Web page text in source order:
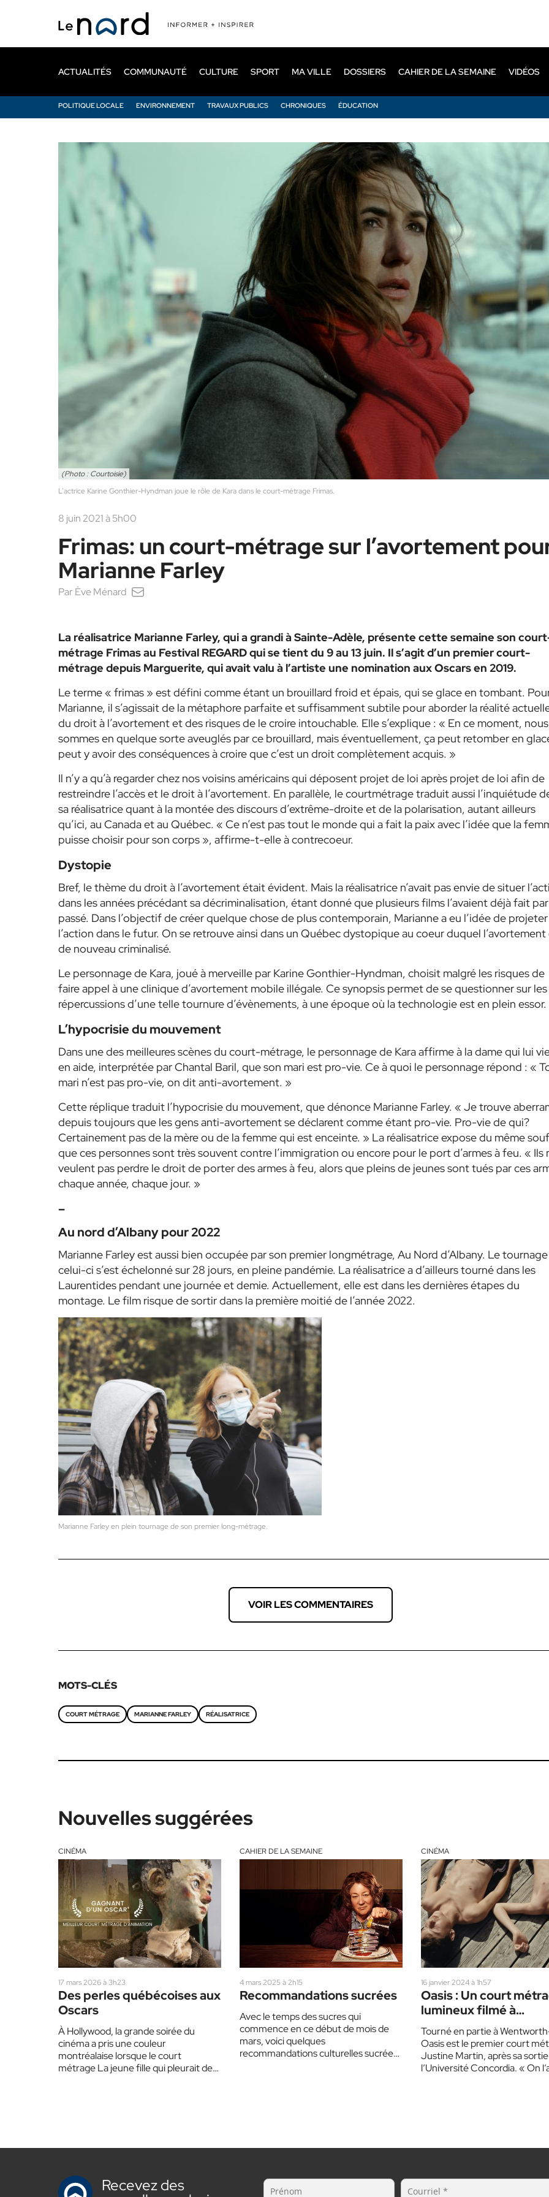
principal
ACTUALITÉS
POLITIQUE LOCALE ENVIRONNEMENT TRAVAUX PUBLICS CHRONIQUES ÉDUCATION
COMMUNAUTÉ CULTURE SPORT MA VILLE DOSSIERS CAHIER DE LA SEMAINE VIDÉOS
(Photo : Courtoisie)
L’actrice Karine Gonthier-Hyndman joue le rôle de Kara dans le court-métrage Frimas.
8 juin 2021 à 5h00
Frimas: un court-métrage sur l’avortement
Marianne Farley
Par Ève Ménard
La réalisatrice Marianne Farley, qui a grandi à Sainte-Adèle, présente cette semaine son
métrage Frimas au Festival REGARD qui se tient du 9 au 13 juin. Il s’agit d’un premier court-
métrage depuis Marguerite, qui avait valu à l’artiste une nomination aux Oscars en 2019.
Le terme « frimas » est défini comme étant un brouillard froid et épais, qui se glace en tombant.
Marianne, il s’agissait de la métaphore parfaite et suffisamment subtile pour aborder la réalité
du droit à l’avortement et des risques de le croire intouchable. Elle s’explique : « En ce moment, nous
sommes en quelque sorte aveuglés par ce brouillard, mais éventuellement, ça peut retomber en
peut y avoir des conséquences à croire que c’est un droit complètement acquis. »
Il n’y a qu’à regarder chez nos voisins américains qui déposent projet de loi après projet de loi afin de
restreindre l’accès et le droit à l’avortement. En parallèle, le courtmétrage traduit aussi l’inquiétude
sa réalisatrice quant à la montée des discours d’extrême-droite et de la polarisation, autant ailleurs
qu’ici, au Canada et au Québec. « Ce n’est pas tout le monde qui a fait la paix avec l’idée que la
puisse choisir pour son corps », affirme-t-elle à contrecoeur.
Dystopie
Bref, le thème du droit à l’avortement était évident. Mais la réalisatrice n’avait pas envie de situer
dans les années précédant sa décriminalisation, étant donné que plusieurs films l’avaient déjà fait
passé. Dans l’objectif de créer quelque chose de plus contemporain, Marianne a eu l’idée de projeter
l’action dans le futur. On se retrouve ainsi dans un Québec dystopique au coeur duquel l’avortement
de nouveau criminalisé.
Le personnage de Kara, joué à merveille par Karine Gonthier-Hyndman, choisit malgré les risques de
faire appel à une clinique d’avortement mobile illégale. Ce synopsis permet de se questionner sur les
répercussions d’une telle tournure d’évènements, à une époque où la technologie est en plein essor.
L’hypocrisie du mouvement
Dans une des meilleures scènes du court-métrage, le personnage de Kara affirme à la dame qui lui
en aide, interprétée par Chantal Baril, que son mari est pro-vie. Ce à quoi le personnage répond : «
mari n’est pas pro-vie, on dit anti-avortement. »
Cette réplique traduit l’hypocrisie du mouvement, que dénonce Marianne Farley. « Je trouve
depuis toujours que les gens anti-avortement se déclarent comme étant pro-vie. Pro-vie de qui?
Certainement pas de la mère ou de la femme qui est enceinte. » La réalisatrice expose du même
que ces personnes sont très souvent contre l’immigration ou encore pour le port d’armes à feu. « Ils
veulent pas perdre le droit de porter des armes à feu, alors que pleins de jeunes sont tués par ces
chaque année, chaque jour. »
–
Au nord d’Albany pour 2022
Marianne Farley est aussi bien occupée par son premier longmétrage, Au Nord d’Albany. Le
celui-ci s’est échelonné sur 28 jours, en pleine pandémie. La réalisatrice a d’ailleurs tourné dans les
Laurentides pendant une journée et demie. Actuellement, elle est dans les dernières étapes du
montage. Le film risque de sortir dans la première moitié de l’année 2022.
Marianne Farley en plein tournage de son premier long-métrage.
VOIR LES COMMENTAIRES
MOTS-CLÉS
COURT MÉTRAGE MARIANNE FARLEY RÉALISATRICE
Nouvelles suggérées
CINÉMA
17 mars 2026 à 3h23
Des perles québécoises aux
Oscars
À Hollywood, la grande soirée du
cinéma a pris une couleur
montréalaise lorsque le court
métrage La jeune fille qui pleurait des
CAHIER DE LA SEMAINE
4 mars 2025 à 2h15
Recommandations sucrées
Avec le temps des sucres qui
commence en ce début de mois de
mars, voici quelques
recommandations culturelles sucrées
CINÉMA
16 janvier 2024 à 1h57
Oasis : Un court
lumineux filmé à
Wentworth-Nord
Tourné en partie à
Oasis est le premier court
Justine Martin, après sa
l’Université Concordia. « On
Recevez des